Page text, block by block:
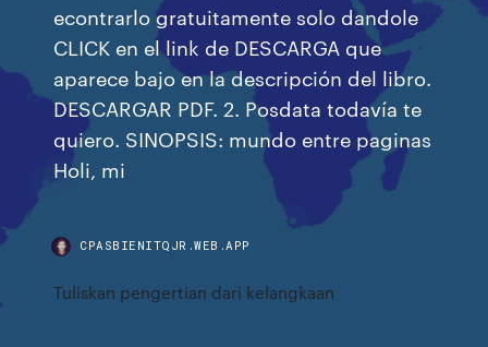
econtrarlo gratuitamente solo dandole
CLICK en el link de DESCARGA que
aparece bajo en la descripción del libro.
DESCARGAR PDF. 2. Posdata todavía te
quiero. SINOPSIS: mundo entre paginas
Holi, mi
CPASBIENITQJR.WEB.APP
Tuliskan pengertian dari kelangkaan